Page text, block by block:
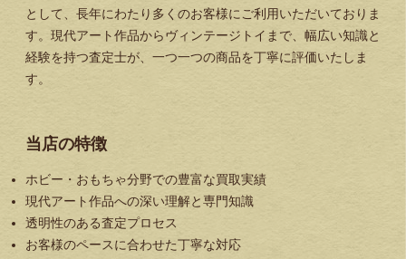
として、長年にわたり多くのお客様にご利用いただいておりま
す。現代アート作品からヴィンテージトイまで、幅広い知識と
経験を持つ査定士が、一つ一つの商品を丁寧に評価いたしま
す。
当店の特徴
ホビー・おもちゃ分野での豊富な買取実績
現代アート作品への深い理解と専門知識
透明性のある査定プロセス
お客様のペースに合わせた丁寧な対応